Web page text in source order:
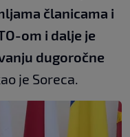
članicama i
om i dalje je
dugoročne
je Soreca.